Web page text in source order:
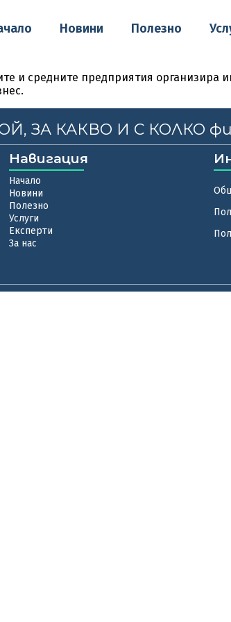
Новини Полезно
и средните предприятия
ЗА КАКВО И С КОЛКО
Навигация
Начало
Новини
Полезно
Услуги
Експерти
За нас